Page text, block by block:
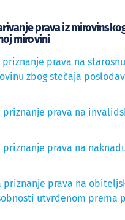
prava iz
mirovini
priznanje prava na
zbog stečaja
priznanje prava na
priznanje prava na
priznanje prava na
utvrđenom